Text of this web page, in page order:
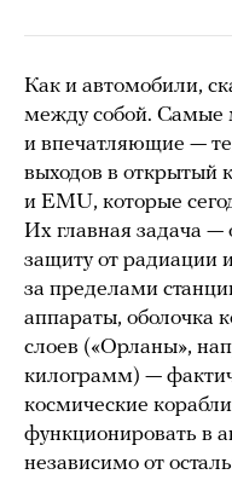
Как и автомобили,
между собой. Самые
и впечатляющие —
выходов в открытый
и EMU, которые
Их главная задача —
защиту от радиации
за пределами
аппараты, оболочка
слоев («Орланы»,
килограмм) —
космические
функционировать в
независимо от